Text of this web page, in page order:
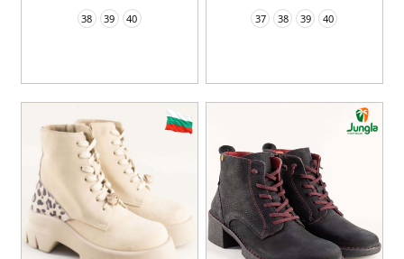
38 39 40 37 38 39 40